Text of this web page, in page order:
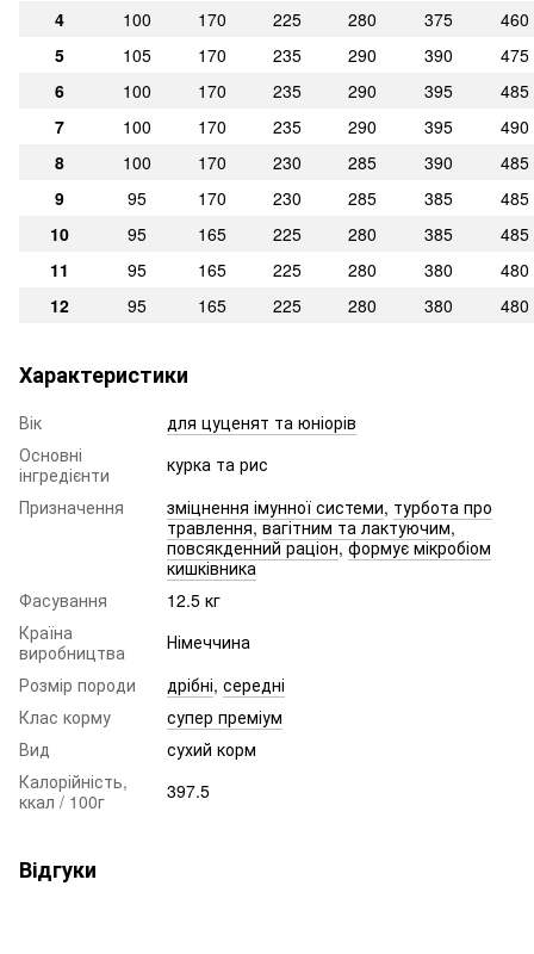
4 100 170 225 280 375
460
5
105 170 235 290 390
475
6
100 170 235 290 395
485
7
100 170 235 290 395
490
8
100 170 230 285 390
485
9
95 170 230 285 385
485
10
95 165 225 280 385
485
11
95 165 225 280 380
480
12
95 165 225 280 380 480
Характеристики
Вік
для цуценят та юніорів
Основні
інгредієнти
курка та рис
Призначення
зміцнення імунної системи, турбота про
травлення,вагітним та лактуючим,
повсякденний раціон,формує мікробіом
кишківника
Фасування
12.5 кг
Країна
виробництва
Німеччина
Розмір породи
дрібні, середні
Клас корму
супер преміум
Вид
сухий корм
Калорійність,
ккал / 100г
397.5
Відгуки